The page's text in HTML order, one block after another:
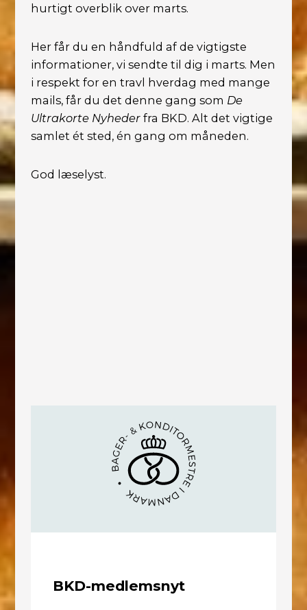
hurtigt overblik over marts.
Her får du en håndfuld af de vigtigste
informationer, vi sendte til dig i marts. Men
i respekt for en travl hverdag med mange
mails, får du det denne gang som De
Ultrakorte Nyheder fra BKD. Alt det vigtige
samlet ét sted, én gang om måneden.
God læselyst.
BKD-medlemsnyt